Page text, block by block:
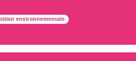
environnementale